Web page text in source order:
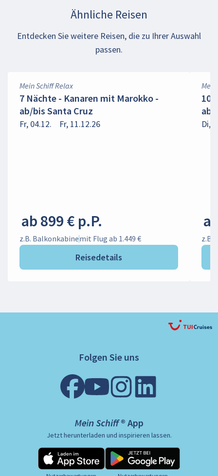
Ähnliche Reisen
Entdecken Sie weitere Reisen, die zu Ihrer Auswahl
passen.
Mein Schiff Relax
7 Nächte - Kanaren mit Marokko -
ab/bis Santa Cruz
Fr, 04.12. Fr, 11.12.26
ab 899 € p.P.
z.B. Balkonkabinemit Flug ab 1.449 €
Reisedetails
10
ab/
Di,
z.B.
Folgen Sie uns
Mein Schiff ® App
Jetzt herunterladen und inspirieren lassen.